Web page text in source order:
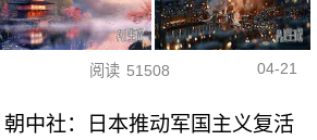
阅读 51508 04-21
朝中社：日本推动军国主义复活